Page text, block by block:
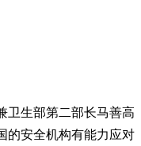
卫生部第二部长马善高
的安全机构有能力应对